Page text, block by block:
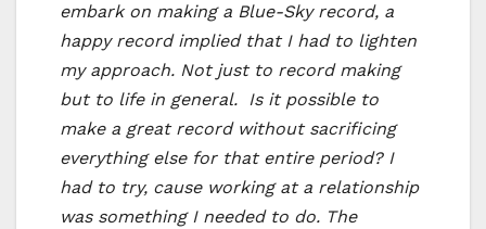
embark on making a Blue-Sky record, a
happy record implied that I had to lighten
my approach. Not just to record making
but to life in general. Is it possible to
make a great record without sacrificing
everything else for that entire period? I
had to try, cause working at a relationship
was something I needed to do. The